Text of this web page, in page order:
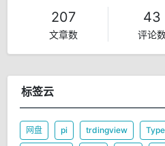
207
文章数
43
评论
标签云
网盘 pi trdingview